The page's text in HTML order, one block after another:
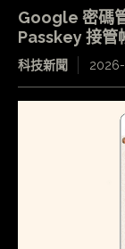
Google 密碼
Passkey 接管
科技新聞